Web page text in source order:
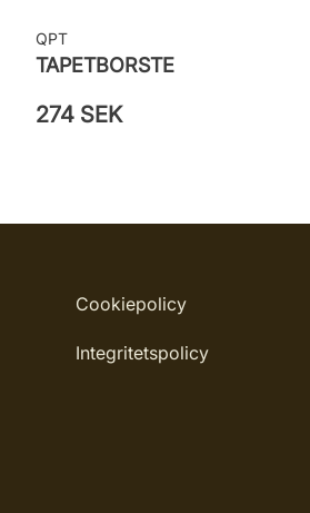
QPT
TAPETBORSTE
274 SEK
Cookiepolicy
Integritetspolicy